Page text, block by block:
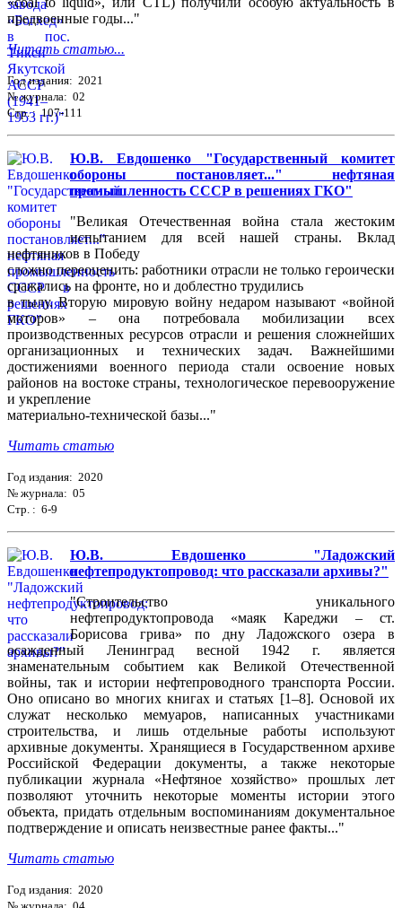
предвоенные годы..."
Читать статью...
Год издания: 2021
№ журнала: 02
Стр. : 107-111
Ю.В. Евдошенко "Государственный комитет
обороны постановляет..." нефтяная
промышленность СССР в решениях ГКО"
"Великая Отечественная война стала жестоким
испытанием для всей нашей страны. Вклад
нефтяников в Победу
сложно переоценить: работники отрасли не только героически
сражались на фронте, но и доблестно трудились
в тылу. Вторую мировую войну недаром называют «войной
моторов» – она потребовала мобилизации всех
производственных ресурсов отрасли и решения сложнейших
организационных и технических задач. Важнейшими
достижениями военного периода стали освоение новых
районов на востоке страны, технологическое перевооружение
и укрепление
материально-технической базы..."
Читать статью
Год издания: 2020
№ журнала: 05
Стр. : 6-9
Ю.В. Евдошенко "Ладожский
нефтепродуктопровод: что рассказали архивы?"
"Строительство уникального
нефтепродуктопровода «маяк Кареджи – ст.
Борисова грива» по дну Ладожского озера в
осажденный Ленинград весной 1942 г. является
знаменательным событием как Великой Отечественной
войны, так и истории нефтепроводного транспорта России.
Оно описано во многих книгах и статьях [1–8]. Основой их
служат несколько мемуаров, написанных участниками
строительства, и лишь отдельные работы используют
архивные документы. Хранящиеся в Государственном архиве
Российской Федерации документы, а также некоторые
публикации журнала «Нефтяное хозяйство» прошлых лет
позволяют уточнить некоторые моменты истории этого
объекта, придать отдельным воспоминаниям документальное
подтверждение и описать неизвестные ранее факты..."
Читать статью
Год издания: 2020